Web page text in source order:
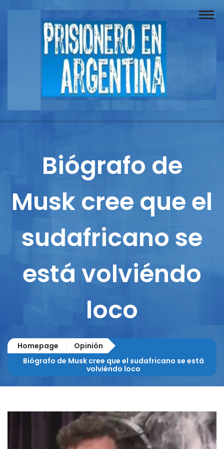
Buscador
Documentos
Reportajes
Columnistas
Biógrafo de
Musk cree que el
sudafricano se
está volviéndo
loco
Homepage
Opinión
Biógrafo de Musk cree que el sudafricano se está
volviéndo loco